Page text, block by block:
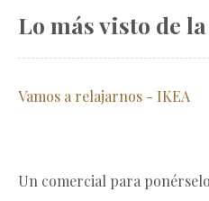
Lo más visto de
Vamos a relajarnos - IKEA
Un comercial para